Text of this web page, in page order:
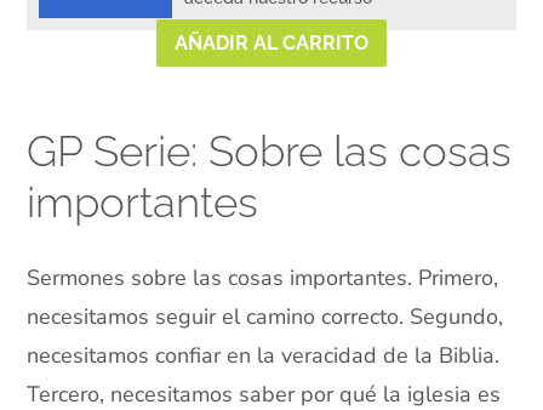
AÑADIR AL CARRITO
GP Serie: Sobre las cosas
importantes
Sermones sobre las cosas importantes. Primero,
necesitamos seguir el camino correcto. Segundo,
necesitamos confiar en la veracidad de la Biblia.
Tercero, necesitamos saber por qué la iglesia es